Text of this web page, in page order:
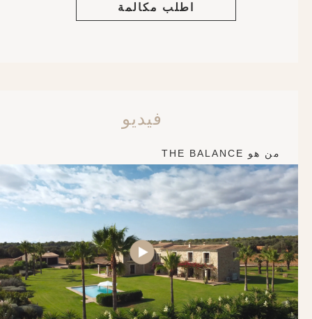
اطلب مكالمة
فيديو
من هو THE BALANCE